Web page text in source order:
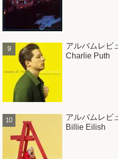
アルバムレビ
Charlie Puth
アルバムレビ
Billie Eilish